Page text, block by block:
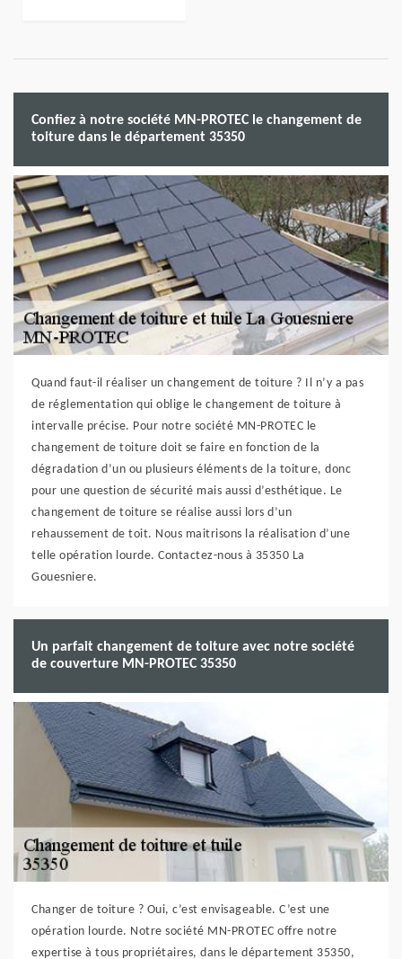
Confiez à notre société MN-PROTEC le changement de
toiture dans le département 35350
Quand faut-il réaliser un changement de toiture ? Il n’y a pas
de réglementation qui oblige le changement de toiture à
intervalle précise. Pour notre société MN-PROTEC le
changement de toiture doit se faire en fonction de la
dégradation d’un ou plusieurs éléments de la toiture, donc
pour une question de sécurité mais aussi d’esthétique. Le
changement de toiture se réalise aussi lors d’un
rehaussement de toit. Nous maitrisons la réalisation d’une
telle opération lourde. Contactez-nous à 35350 La
Gouesniere.
Un parfait changement de toiture avec notre société
de couverture MN-PROTEC 35350
Changer de toiture ? Oui, c’est envisageable. C’est une
opération lourde. Notre société MN-PROTEC offre notre
expertise à tous propriétaires, dans le département 35350,